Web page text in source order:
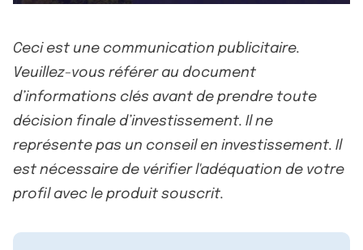
Ceci est une communication publicitaire.
Veuillez-vous référer au document
d’informations clés avant de prendre toute
décision finale d’investissement. Il ne
représente pas un conseil en investissement. Il
est nécessaire de vérifier l'adéquation de votre
profil avec le produit souscrit.